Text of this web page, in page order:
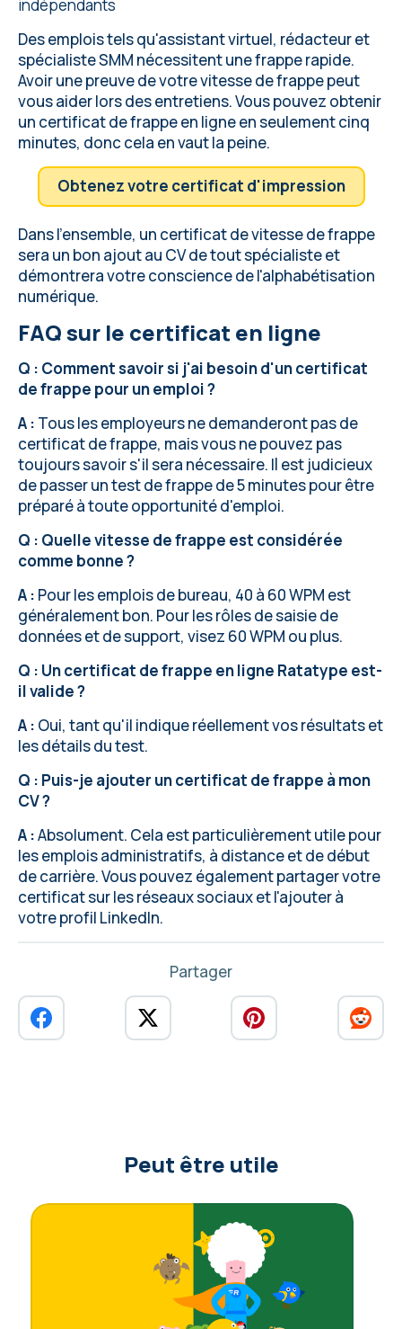
indépendants
Des emplois tels qu'assistant virtuel, rédacteur et
spécialiste SMM nécessitent une frappe rapide.
Avoir une preuve de votre vitesse de frappe peut
vous aider lors des entretiens. Vous pouvez obtenir
un certificat de frappe en ligne en seulement cinq
minutes, donc cela en vaut la peine.
Obtenez votre certificat d'impression
Dans l'ensemble, un certificat de vitesse de frappe
sera un bon ajout au CV de tout spécialiste et
démontrera votre conscience de l'alphabétisation
numérique.
FAQ sur le certificat en ligne
Q : Comment savoir si j'ai besoin d'un certificat
de frappe pour un emploi ?
A : Tous les employeurs ne demanderont pas de
certificat de frappe, mais vous ne pouvez pas
toujours savoir s'il sera nécessaire. Il est judicieux
de passer un test de frappe de 5 minutes pour être
préparé à toute opportunité d'emploi.
Q : Quelle vitesse de frappe est considérée
comme bonne ?
A : Pour les emplois de bureau, 40 à 60 WPM est
généralement bon. Pour les rôles de saisie de
données et de support, visez 60 WPM ou plus.
Q : Un certificat de frappe en ligne Ratatype est-
il valide ?
A : Oui, tant qu'il indique réellement vos résultats et
les détails du test.
Q : Puis-je ajouter un certificat de frappe à mon
CV ?
A :Absolument. Cela est particulièrement utile pour
les emplois administratifs, à distance et de début
de carrière. Vous pouvez également partager votre
certificat sur les réseaux sociaux et l'ajouter à
votre profil LinkedIn.
Partager
Peut être utile